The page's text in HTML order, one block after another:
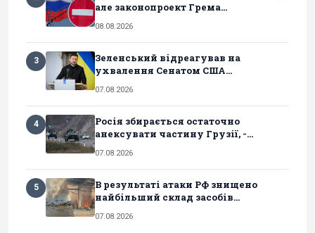
але законопроект Грема...
08.08.2026
3
Зеленський відреагував на
ухвалення Сенатом США...
07.08.2026
4
Росія збирається остаточно
анексувати частину Грузії, -...
07.08.2026
5
В результаті атаки РФ знищено
найбільший склад засобів...
07.08.2026